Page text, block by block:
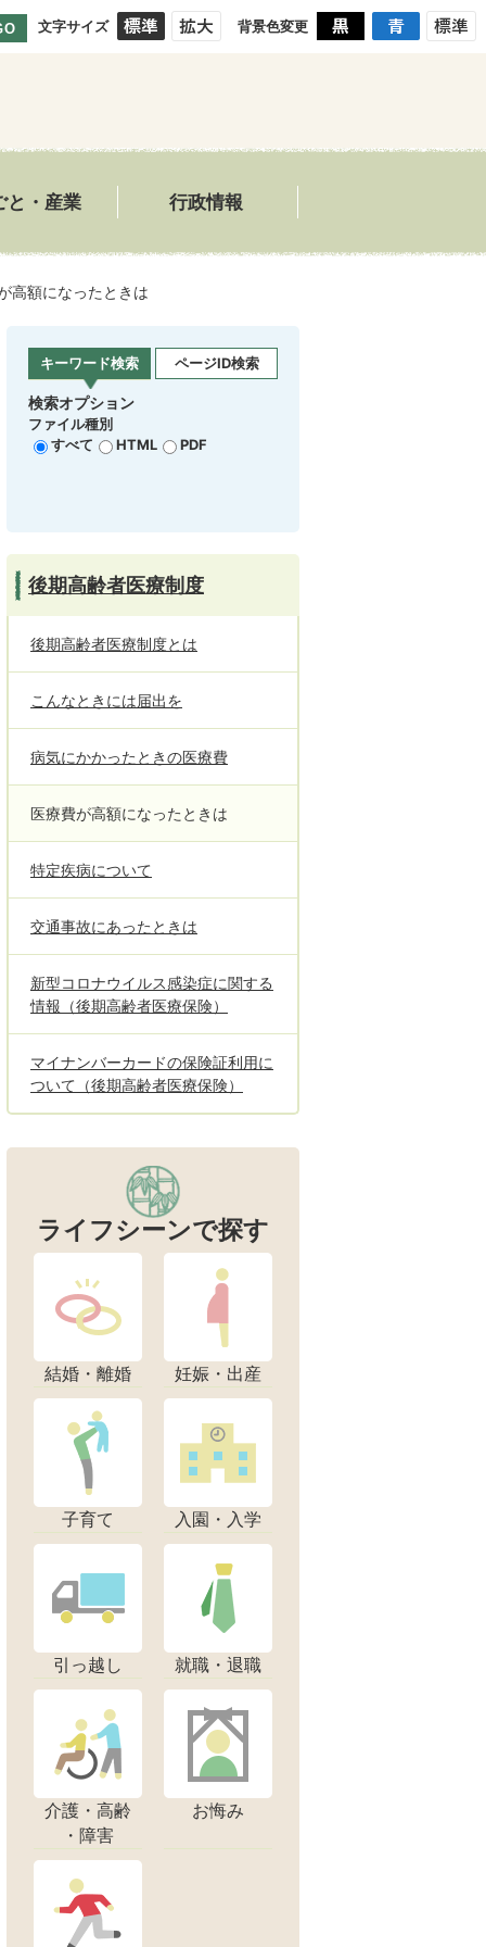
文字サイズ 背景色変更
と・産業 行政情報
高額になったときは
キーワード検索 ページID検索
検索オプション
ファイル種別
すべて
HTML PDF
後期高齢者医療制度
後期高齢者医療制度とは
こんなときには届出を
病気にかかったときの医療費
医療費が高額になったときは
特定疾病について
交通事故にあったときは
新型コロナウイルス感染症に関する
情報（後期高齢者医療保険）
マイナンバーカードの保険証利用に
ついて（後期高齢者医療保険）
ライフシーンで探す
結婚・離婚 妊娠・出産
子育て 入園・入学
引っ越し 就職・退職
介護・高齢
・障害
お悔み